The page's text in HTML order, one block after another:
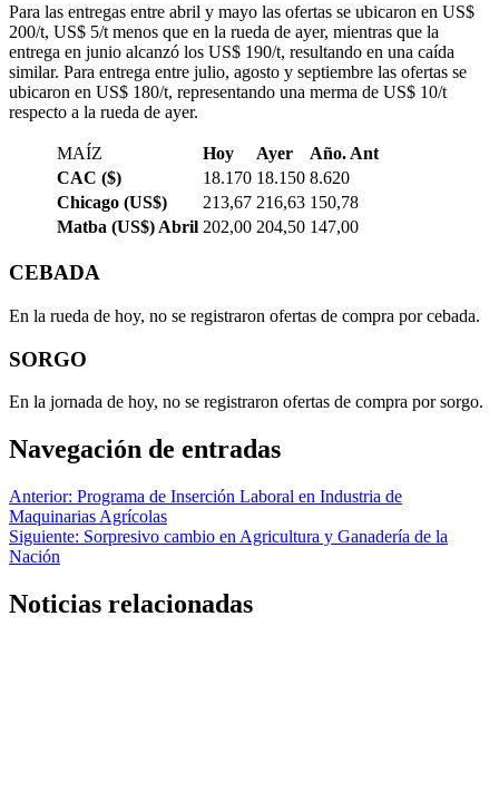
Para las entregas entre abril y mayo las ofertas se ubicaron en US$
200/t, US$ 5/t menos que en la rueda de ayer, mientras que la
entrega en junio alcanzó los US$ 190/t, resultando en una caída
similar. Para entrega entre julio, agosto y septiembre las ofertas se
ubicaron en US$ 180/t, representando una merma de US$ 10/t
respecto a la rueda de ayer.
MAÍZ Hoy Ayer
Año. Ant
CAC ($)
18.170 18.150 8.620
Chicago (US$)
213,67 216,63 150,78
Matba (US$) Abril 202,00 204,50 147,00
CEBADA
En la rueda de hoy, no se registraron ofertas de compra por cebada.
SORGO
En la jornada de hoy, no se registraron ofertas de compra por sorgo.
Navegación de entradas
Anterior: Programa de Inserción Laboral en Industria de
Maquinarias Agrícolas
Siguiente: Sorpresivo cambio en Agricultura y Ganadería de la
Nación
Noticias relacionadas